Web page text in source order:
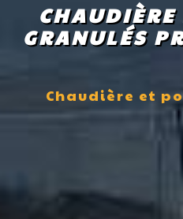
CHAUDIÈRE
GRANULÉS
Chaudière et